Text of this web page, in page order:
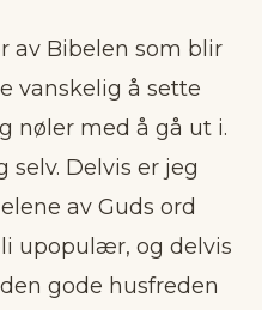
av Bibelen som blir
vanskelig å sette
nøler med å gå ut i.
selv. Delvis er jeg
av Guds ord
upopulær, og delvis
gode husfreden